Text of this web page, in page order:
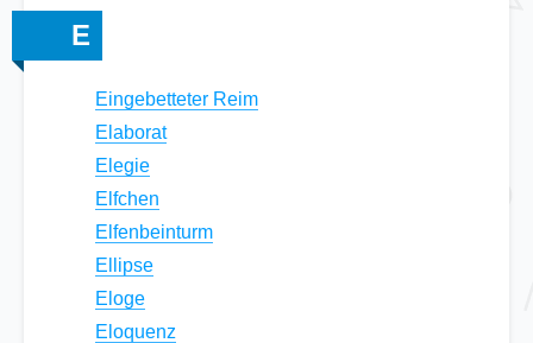
E
Eingebetteter Reim
Elaborat
Elegie
Elfchen
Elfenbeinturm
Ellipse
Eloge
Eloquenz